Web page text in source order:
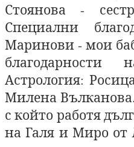
Стоянова -
Специални
Маринови - мои
Астрология:
Милена
с който работя
на Галя и Миро от